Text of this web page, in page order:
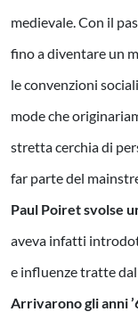
medievale. Con il
fino a diventare un
le convenzioni
mode che
stretta cerchia di
far parte del
Paul Poiret svolse
aveva infatti
e influenze tratte
Arrivarono gli anni